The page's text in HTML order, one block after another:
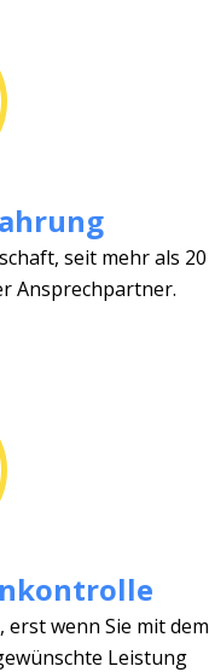
seit mehr als 20
Ansprechpartner.
wenn Sie mit dem
Leistung